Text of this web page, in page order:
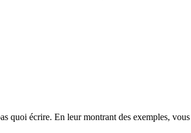
quoi écrire. En leur montrant des exemples,